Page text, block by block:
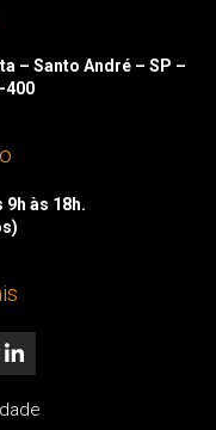
– Santo André – SP –
400
9h às 18h.
i
k